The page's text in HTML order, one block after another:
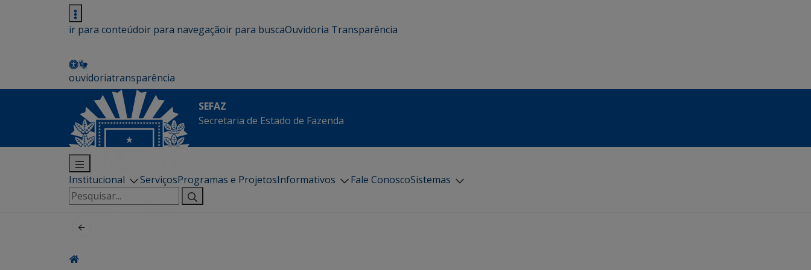
ir para conteúdoir para navegaçãoir para buscaOuvidoria Transparência
ouvidoriatransparência
SEFAZ
Secretaria de Estado de Fazenda
Institucional ServiçosProgramas e ProjetosInformativos Fale ConoscoSistemas
Pesquisar
por: